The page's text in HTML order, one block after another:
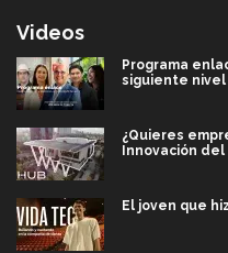
Videos
Programa
siguiente nivel
¿Quieres
Innovación del
El joven que